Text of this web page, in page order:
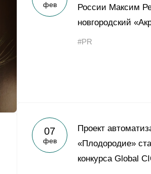
фев
России Максим
новгородский
#PR
07
фев
Проект
«Плодородие»
конкурса Global